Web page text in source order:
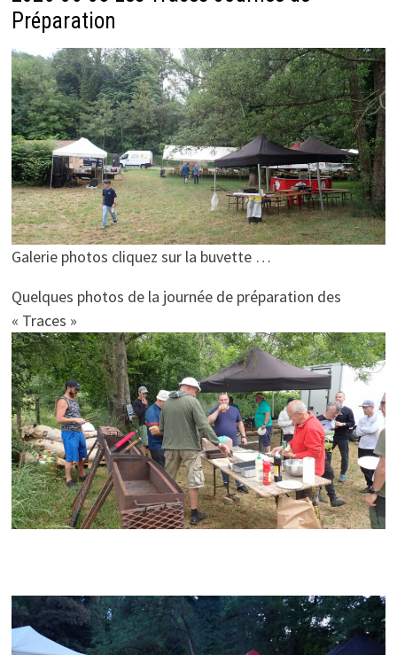
Préparation
Galerie photos cliquez sur la buvette …
Quelques photos de la journée de préparation des
« Traces »